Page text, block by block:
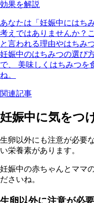
効果を解説
あなたは「妊娠中にはち
考えではありませんか？
と言われる理由やはちみ
妊娠中のはちみつの選び
で、 美味しくはちみつを
ね。
関連記事
妊娠中に気をつ
生卵以外にも注意が必要
い栄養素があります。
妊娠中の赤ちゃんとママ
ださいね。
生卵以外に注意が必